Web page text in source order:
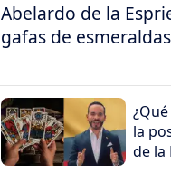
Abelardo de la
gafas de
la
de la